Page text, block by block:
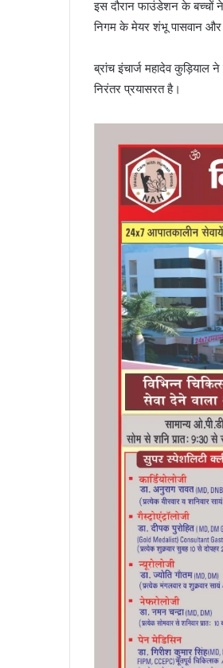
इस दौरान फाउंडेशन के बच्चों
निगम के मेयर शंभू पासवान और
ब्रांच इंचार्ज महादेव
निरंतर प्रयासरत है।